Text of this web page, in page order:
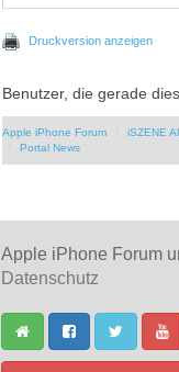
Druckversion anzeigen
Benutzer, die gerade
Apple iPhone Forum iSZENE
Portal News
Apple iPhone Forum
Datenschutz